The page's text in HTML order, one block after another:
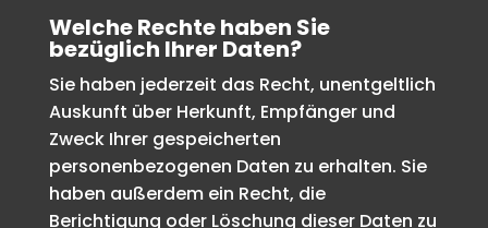
Welche Rechte haben Sie
bezüglich Ihrer Daten?
Sie haben jederzeit das Recht, unentgeltlich
Auskunft über Herkunft, Empfänger und
Zweck Ihrer gespeicherten
personenbezogenen Daten zu erhalten. Sie
haben außerdem ein Recht, die
Berichtigung oder Löschung dieser Daten zu